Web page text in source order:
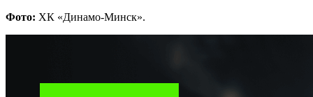
Фото: ХК «Динамо-Минск».